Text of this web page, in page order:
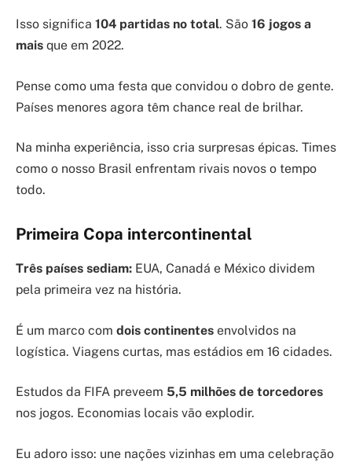
Isso significa 104 partidas no total. São 16 jogos a
mais que em 2022.
Pense como uma festa que convidou o dobro de gente.
Países menores agora têm chance real de brilhar.
Na minha experiência, isso cria surpresas épicas. Times
como o nosso Brasil enfrentam rivais novos o tempo
todo.
Primeira Copa intercontinental
Três países sediam: EUA, Canadá e México dividem
pela primeira vez na história.
É um marco com dois continentes envolvidos na
logística. Viagens curtas, mas estádios em 16 cidades.
Estudos da FIFA preveem 5,5 milhões de torcedores
nos jogos. Economias locais vão explodir.
Eu adoro isso: une nações vizinhas em uma celebração